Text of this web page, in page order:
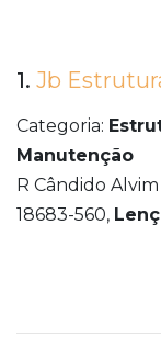
1. Jb
Categoria:
Manutenção
R Cândido
18683-560,